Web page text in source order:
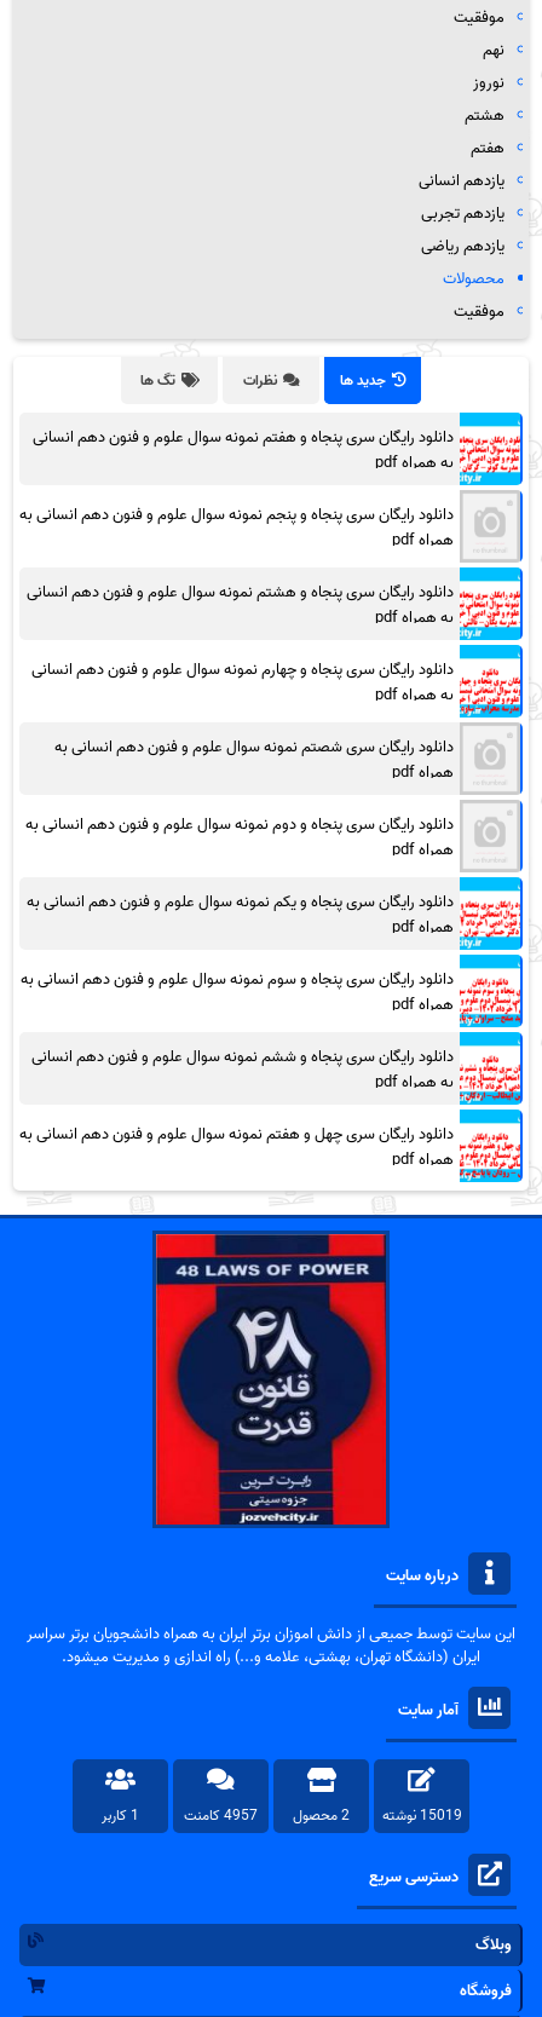
موفقیت
نهم
نوروز
هشتم
هفتم
یازدهم انسانی
یازدهم تجربی
یازدهم ریاضی
محصولات
موفقیت
جدید ها نظرات تگ ها
دانلود رایگان سری پنجاه و هفتم نمونه سوال علوم و فنون دهم انسانی
به همراه pdf
دانلود رایگان سری پنجاه و پنجم نمونه سوال علوم و فنون دهم انسانی به
همراه pdf
دانلود رایگان سری پنجاه و هشتم نمونه سوال علوم و فنون دهم انسانی
به همراه pdf
دانلود رایگان سری پنجاه و چهارم نمونه سوال علوم و فنون دهم انسانی
به همراه pdf
دانلود رایگان سری شصتم نمونه سوال علوم و فنون دهم انسانی به
همراه pdf
دانلود رایگان سری پنجاه و دوم نمونه سوال علوم و فنون دهم انسانی به
همراه pdf
دانلود رایگان سری پنجاه و یکم نمونه سوال علوم و فنون دهم انسانی به
همراه pdf
دانلود رایگان سری پنجاه و سوم نمونه سوال علوم و فنون دهم انسانی به
همراه pdf
دانلود رایگان سری پنجاه و ششم نمونه سوال علوم و فنون دهم انسانی
به همراه pdf
دانلود رایگان سری چهل و هفتم نمونه سوال علوم و فنون دهم انسانی به
همراه pdf
درباره سایت
این سایت توسط جمیعی از دانش اموزان برتر ایران به همراه دانشجویان برتر سراسر
ایران (دانشگاه تهران، بهشتی، علامه و...) راه اندازی و مدیریت میشود.
آمار سایت
15019 نوشته 2 محصول 4957 کامنت 1 کاربر
دسترسی سریع
وبلاگ
فروشگاه